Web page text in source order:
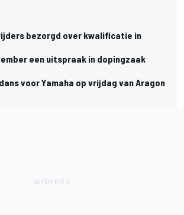
bezorgd over kwalificatie in
een uitspraak in dopingzaak
voor Yamaha op vrijdag van Aragon